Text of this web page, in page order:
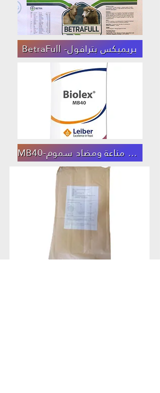
BetraFull -بريميكس بترافول
MB40-رافع مناعة ومضاد سموم